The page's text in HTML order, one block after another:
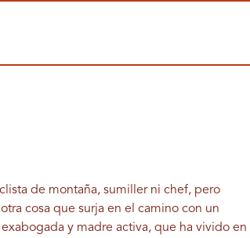
de montaña, sumiller ni chef, pero
cosa que surja en el camino con un
y madre activa, que ha vivido en